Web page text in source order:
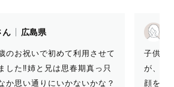
ん 広島県
る事が1番不安だったのです
とてもスムーズで、子供の笑
すのも上手でとても楽しく撮
段人見
緊張す